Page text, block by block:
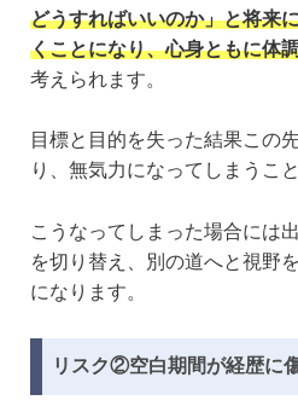
どうすればいいのか」と将来
くことになり、心身ともに体
考えられます。
目標と目的を失った結果この
り、無気力になってしまうこと
こうなってしまった場合には
を切り替え、別の道へと視野
になります。
リスク②空白期間が経歴に